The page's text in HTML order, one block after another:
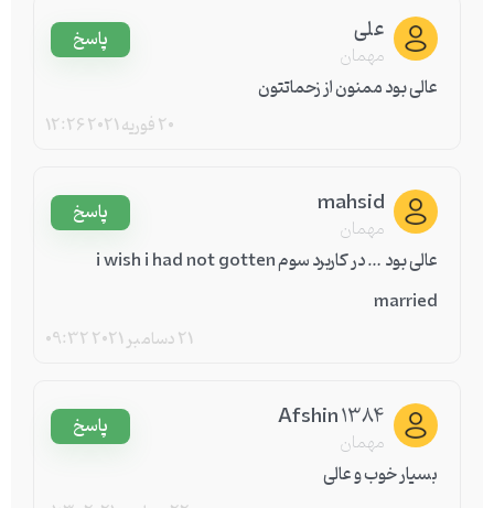
علی
مهمان
20 فوریه 2021 12:26
عالی بود ممنون از زحماتتون
پاسخ
mahsid
مهمان
21 دسامبر 2021 09:32
عالی بود … در کاربرد سوم i wish i had not gotten
married
پاسخ
Afshin 1384
مهمان
بسیار خوب و عالی
پاسخ